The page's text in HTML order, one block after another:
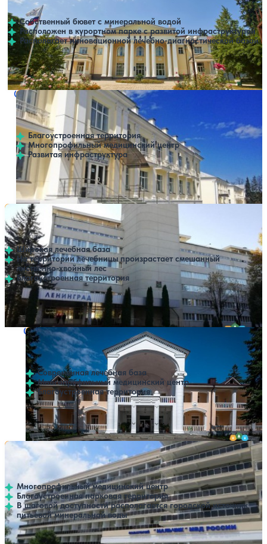
4.5123 отзыва
Нальчик
Собственный бювет с минеральной водой
Расположен в курортном парке с развитой инфраструктурой
Располагает инновационной лечебно-диагностической базой
Профилей лечения:9 Крытый бассейн SPA
Санаторно-курортный комплекс Курорт Нальчик
4.514 отзывов
Нальчик
Благоустроенная территория
Многопрофильный медицинский центр
Развитая инфраструктура
Профилей лечения:5
Нет цен или свободных мест на выбранные даты
Выбрать другой вариант
Санаторий Ленинград
4.454 отзыва
Нальчик
Широкая лечебная база
На территории лечебницы произрастает смешанный
лиственно-хвойный лес
Благоустроенная территория
Профилей лечения:7
Нет цен или свободных мест на выбранные даты
Выбрать другой вариант
Санаторий Маяк
3.8137 отзывов
Нальчик
Современная лечебная база
Многопрофильный медицинский центр
Благоустроенная территория
Профилей лечения: Открытый бассейн
Нет цен или свободных мест на выбранные даты
Выбрать другой вариант
Санаторий Нальчик МВД РФ
1 отзыв
Нальчик
Многопрофильный медицинский центр
Благоустроенная парковая территория
В шаговой доступности располагается городской источник
питьевой минеральной воды
Нет цен или свободных мест на выбранные даты
Выбрать другой вариант